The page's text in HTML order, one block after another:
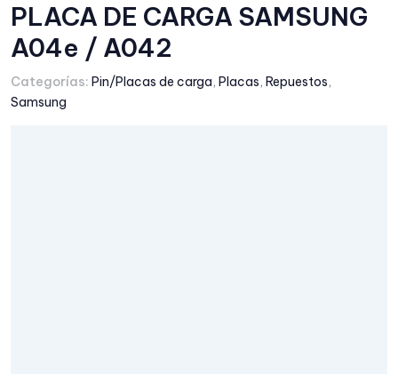
PLACA DE CARGA SAMSUNG
A04e / A042
Categorías: Pin/Placas de carga, Placas, Repuestos,
Samsung